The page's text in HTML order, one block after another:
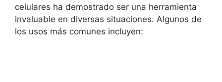
celulares ha ⁤demostrado ser una herramienta⁢
invaluable en diversas situaciones. ​Algunos de
los usos más comunes incluyen: